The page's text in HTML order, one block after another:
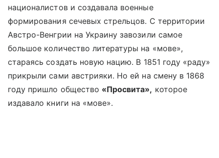
националистов и создавала военные
формирования сечевых стрельцов. С территории
Австро-Венгрии на Украину завозили самое
большое количество литературы на «мове»,
стараясь создать новую нацию. В 1851 году «раду»
прикрыли сами австрияки. Но ей на смену в 1868
году пришло общество «Просвита», которое
издавало книги на «мове».